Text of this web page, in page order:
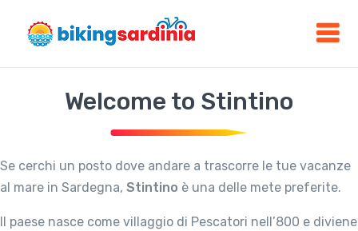
Welcome to Stintino
Se cerchi un posto dove andare a trascorre le tue vacanze
al mare in Sardegna, Stintino è una delle mete preferite.
Il paese nasce come villaggio di Pescatori nell’800 e diviene